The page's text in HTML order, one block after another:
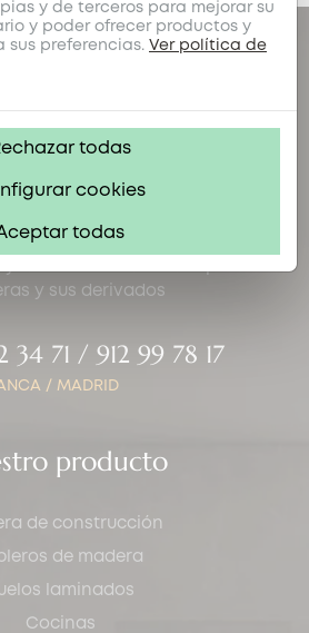
y de terceros para mejorar su
y poder ofrecer productos y
sus preferencias. Ver política de
todas
cookies
todas
y sus derivados
34 71 / 912 99 78 17
/ MADRID
producto
de construcción
de madera
laminados
Cocinas